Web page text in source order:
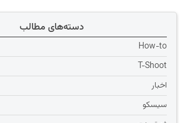
دسته‌های مطالب
How-to
T-Shoot
اخبار
سیسکو